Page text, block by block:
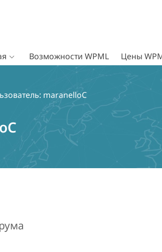
Возможности WPML Цены
maranelloC